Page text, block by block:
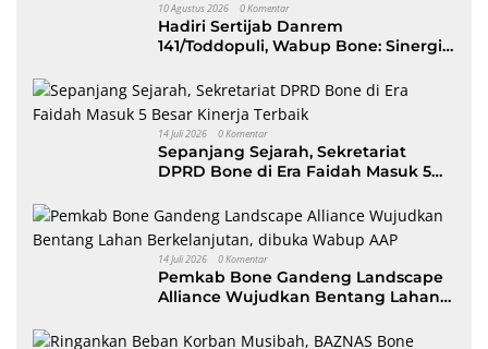
10 Agustus 2026 0 Komentar
Hadiri Sertijab Danrem
141/Toddopuli, Wabup Bone: Sinergi
14 Juli 2026 0 Komentar
Sepanjang Sejarah, Sekretariat
DPRD Bone di Era Faidah Masuk 5
14 Juli 2026 0 Komentar
Pemkab Bone Gandeng Landscape
Alliance Wujudkan Bentang Lahan